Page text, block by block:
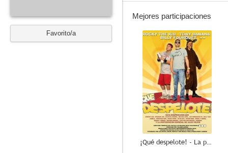
Favorito/a
Mejores participaciones
--
¡Qué despelote! - La película